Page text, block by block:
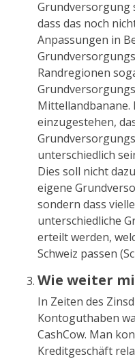
Grundversorgung
dass das noch
Anpassungen in
Randregionen
Mittellandbanane.
einzugestehen,
unterschiedlich
Dies soll nicht
eigene
sondern dass
unterschiedliche
erteilt werden,
Schweiz passen
Wie weiter
In Zeiten des
Kontoguthaben
CashCow. Man
Kreditgeschäft